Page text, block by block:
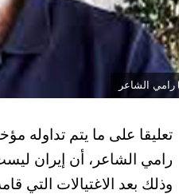
رامي الشاعر
تعليقا على ما يتم تداوله
رامي الشاعر، أن إيران
وذلك بعد الاغتيالات التي